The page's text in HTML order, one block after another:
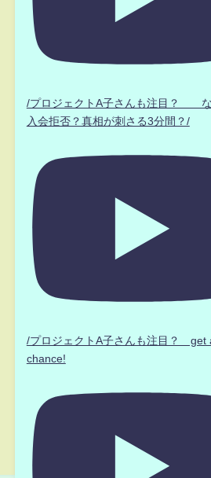
/プロジェクトA子さんも注目？
入会拒否？真相が刺さる3分間？/
/プロジェクトA子さんも注目？ get
chance!